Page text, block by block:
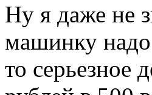
Ну я даже не
машинку
то серьезное